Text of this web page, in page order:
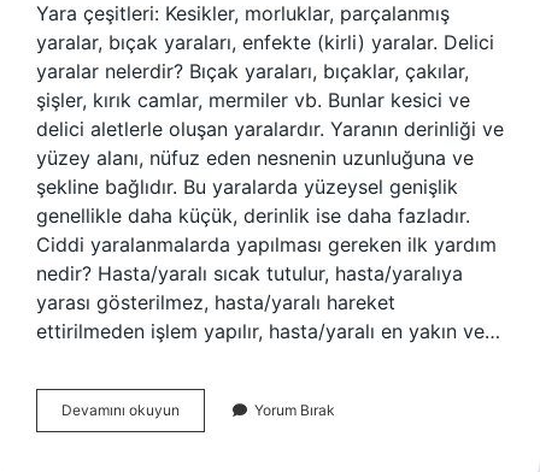
Yara çeşitleri: Kesikler, morluklar, parçalanmış
yaralar, bıçak yaraları, enfekte (kirli) yaralar. Delici
yaralar nelerdir? Bıçak yaraları, bıçaklar, çakılar,
şişler, kırık camlar, mermiler vb. Bunlar kesici ve
delici aletlerle oluşan yaralardır. Yaranın derinliği ve
yüzey alanı, nüfuz eden nesnenin uzunluğuna ve
şekline bağlıdır. Bu yaralarda yüzeysel genişlik
genellikle daha küçük, derinlik ise daha fazladır.
Ciddi yaralanmalarda yapılması gereken ilk yardım
nedir? Hasta/yaralı sıcak tutulur, hasta/yaralıya
yarası gösterilmez, hasta/yaralı hareket
ettirilmeden işlem yapılır, hasta/yaralı en yakın ve…
Devamını okuyun
Yaralanmalar
Yorum Bırak